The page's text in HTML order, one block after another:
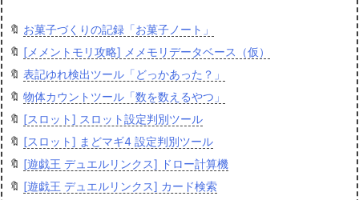
🔖 お菓子づくりの記録「お菓子ノート」
🔖 [メメントモリ攻略] メメモリデータベース（仮）
🔖 表記ゆれ検出ツール「どっかあった？」
🔖 物体カウントツール「数を数えるやつ」
🔖 [スロット] スロット設定判別ツール
🔖 [スロット] まどマギ4 設定判別ツール
🔖 [遊戯王 デュエルリンクス] ドロー計算機
🔖 [遊戯王 デュエルリンクス] カード検索